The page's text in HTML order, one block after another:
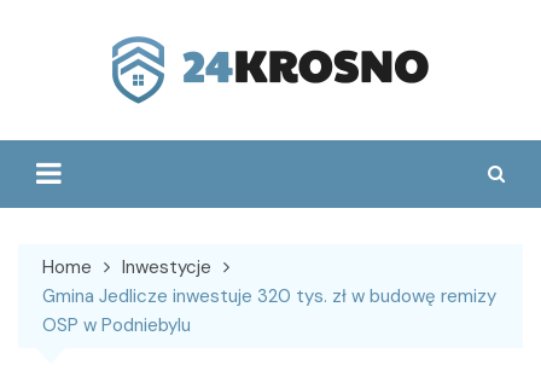
Home
Inwestycje
Gmina Jedlicze inwestuje 320 tys. zł w budowę remizy
OSP w Podniebylu